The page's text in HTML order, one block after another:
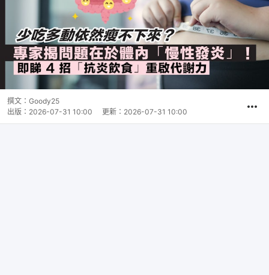
撰文： Goody25
出版： 2026-07-31 10:00 更新： 2026-07-31 10:00